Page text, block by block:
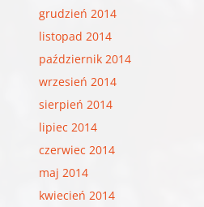
grudzień 2014
listopad 2014
październik 2014
wrzesień 2014
sierpień 2014
lipiec 2014
czerwiec 2014
maj 2014
kwiecień 2014